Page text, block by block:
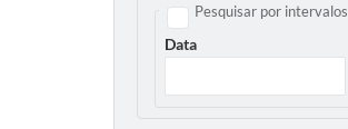
Pesquisar por intervalos
Data